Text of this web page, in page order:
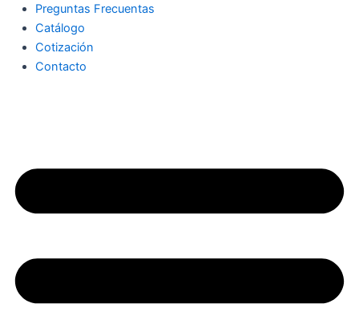
Preguntas Frecuentas
Catálogo
Cotización
Contacto